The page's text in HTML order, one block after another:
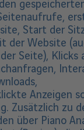
Start der
der Website
Seite), Klicks
Anzeigen
Zusätzlich zu
über Piano